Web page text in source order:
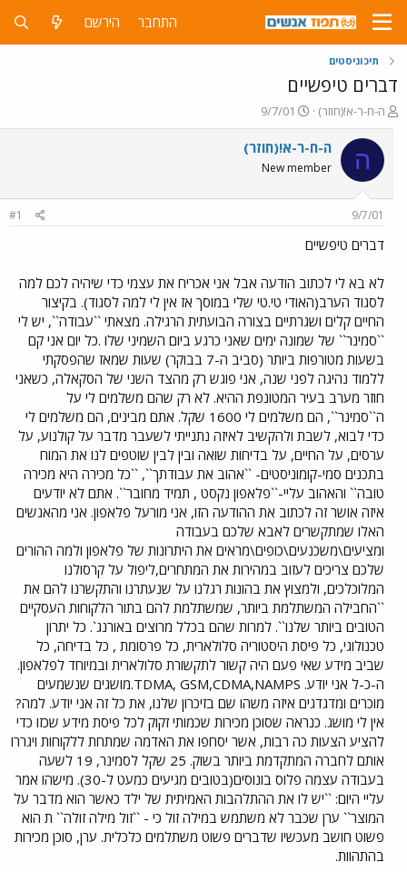
התחבר הירשם
תיכוניסטים
דברים טיפשיים
פ
ו
ת
ח
ה
ש
א
ה-ח-ר-א!(חוזר)
פ
ו
ר
ם
9/7/01
ה ה-ח-ר-א!(חוזר)
New member
9/7/01
#1
דברים טיפשיים
לא בא לי לכתוב הודעה אבל אני אכריח את עצמי כדי שיהיה לכם למה
לסגוד הערב(האודי טי.טי שלי במוסך אז אין לי למה לסגוד). בקיצור
החיים קלים ושגרתיים בצורה הבועתית הרגילה. מצאתי ``עבודה``, יש לי
``סמינר`` של שמונה ימים שאני כרגע ביום השמיני שלו .כל יום אני קם
בשעות מטורפות ביותר (סביב ה-7 בבוקר) שעות שמאז שהפסקתי
ללמוד נהיגה לפני שנה, אני פוגש רק מהצד השני של הסקאלה, כשאני
חוזר מערב בעיר המטונפת ההיא. לא רק שהם משלמים לי על
ה``סמינר``, הם משלמים לי 1600 שקל. אתם מבינים, הם משלמים לי
כדי לבוא, לשבת ולהקשיב לאיזה נתנייתי לשעבר מדבר על קולנוע, על
ערסים, על החיים, על בדיחות שואה ובין לבין שוטפים לנו את המוח
בתכנים סמי-קומוניסטים- ``אהוב את עבודתך``, ``כל מכירה היא מכירה
טובה`` והאהוב עליי-``פלאפון נקסט , תמיד מחובר``. אתם לא יודעים
איזה אושר זה לכתוב את ההודעה הזו, אני מורעל פלאפון. אני מהאנשים
האלו שמתקשרים לאבא שלכם בעבודה
ומציעים\משכנעים\כופים\מראים את היתרונות של פלאפון ולמה ההורים
שלכם צריכים לעזוב במהירות את המתחרים,ליפול על קרסולנו
המלוכלכים, ולמצוץ את בהונות רגלנו על שנעתרנו והתקשרנו להם את
``החבילה המשתלמת ביותר, שמשתלמת להם בתור הלקוחות העסקיים
הטובים ביותר שלנו``. למרות שהם בכלל מרוצים באורנג`. כל יתרון
טכנולוגי, כל פיסת היסטוריה סלולארית, כל פרסומת , כל בדיחה, כל
שביב מידע שאי פעם היה קשור לתקשורת סלולארית ובמיוחד לפלאפון.
ה-כ-ל אני יודע. TDMA, GSM,CDMA,NAMPS.מושגים שנשמעים
מוכרים ומדגדגים איזה משהו שם בזיכרון שלנו, את כל זה אני יודע. למה?
אין לי מושג. כנראה שסוכן מכירות שכמותי זקוק לכל פיסת מידע שכזו כדי
להציע הצעות כה רבות, אשר יסחפו את האדמה שמתחת ללקוחות ויגררו
אותם לחברה המתקדמת ביותר בשוק. 25 שקל לסמינר, 19 לשעה
בעבודה עצמה פלוס בונוסים(בטובים מגיעים כמעט ל-30). מישהו אמר
עליי היום: ``יש לו את ההתלהבות האמיתית של ילד כאשר הוא מדבר על
המוצר`` ערן שכבר לא משתמש במילה זול כי - ``זול מילה זולה`` ת הוא
פשוט חושב מעכשיו שדברים פשוט משתלמים כלכלית. ערן, סוכן מכירות
בהתהוות.